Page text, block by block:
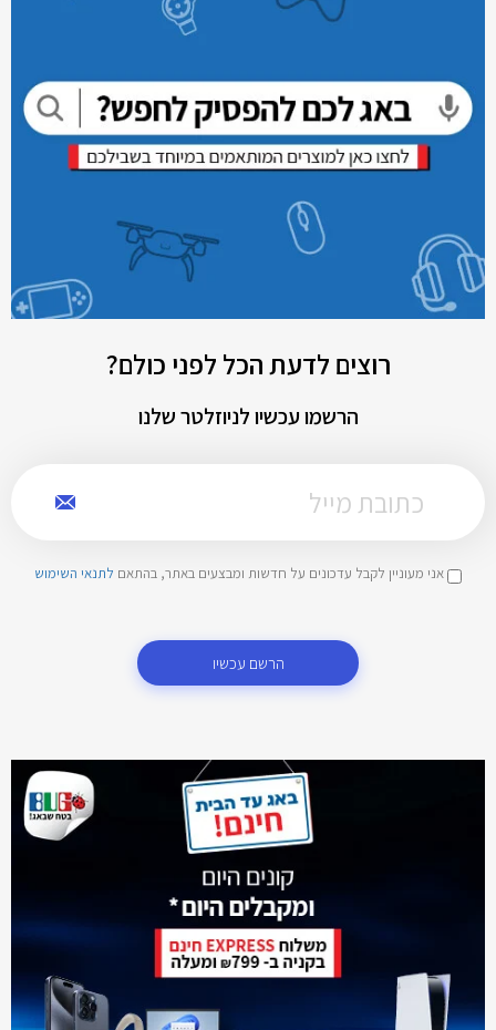
רוצים לדעת הכל לפני כולם?
הרשמו עכשיו לניוזלטר שלנו
אני מעוניין לקבל עדכונים על חדשות ומבצעים באתר, בהתאם לתנאי השימוש
הרשם עכשיו